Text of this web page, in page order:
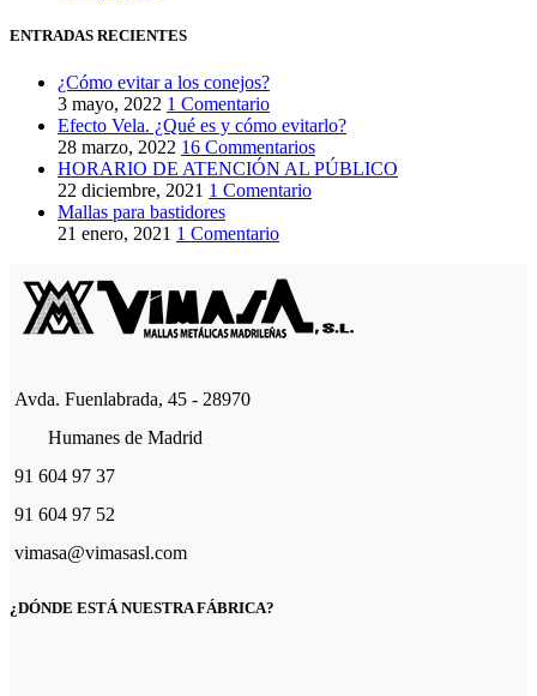
ENTRADAS RECIENTES
¿Cómo evitar a los conejos?
3 mayo, 2022 1 Comentario
Efecto Vela. ¿Qué es y cómo evitarlo?
28 marzo, 2022 16 Commentarios
HORARIO DE ATENCIÓN AL PÚBLICO
22 diciembre, 2021 1 Comentario
Mallas para bastidores
21 enero, 2021 1 Comentario
Avda. Fuenlabrada, 45 - 28970
Humanes de Madrid
91 604 97 37
91 604 97 52
vimasa@vimasasl.com
¿DÓNDE ESTÁ NUESTRA FÁBRICA?